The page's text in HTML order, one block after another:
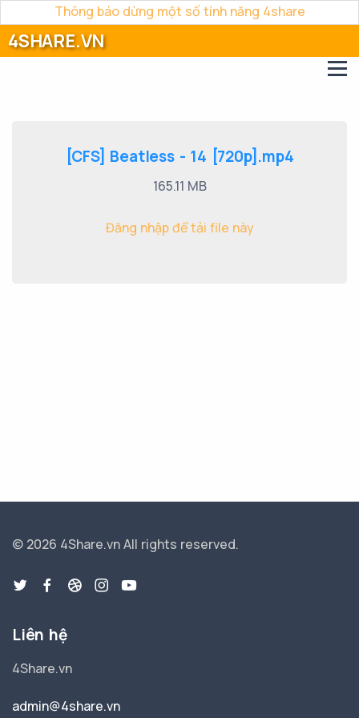
Thông báo dừng một số tính năng 4share
4SHARE.VN
[CFS] Beatless - 14 [720p].mp4
165.11 MB
Đăng nhập để tải file này
© 2026 4Share.vnAll rights reserved.
Liên hệ
4Share.vn
admin@4share.vn